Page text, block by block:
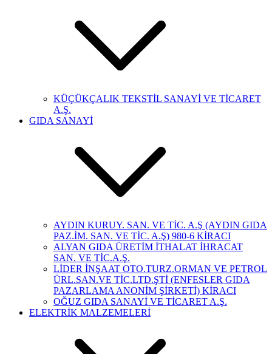
KÜÇÜKÇALIK TEKSTİL SANAYİ VE TİCARET
A.Ş.
GIDA SANAYİ
AYDIN KURUY. SAN. VE TİC. A.Ş (AYDIN GIDA
PAZ.İM. SAN. VE TİC. A.Ş) 980-6 KİRACI
ALYAN GIDA ÜRETİM İTHALAT İHRACAT
SAN. VE TİC.A.Ş.
LİDER İNŞAAT OTO.TURZ.ORMAN VE PETROL
ÜRL.SAN.VE TİC.LTD.ŞTİ (ENFESLER GIDA
PAZARLAMA ANONİM ŞİRKETİ) KİRACI
OĞUZ GIDA SANAYİ VE TİCARET A.Ş.
ELEKTRİK MALZEMELERİ